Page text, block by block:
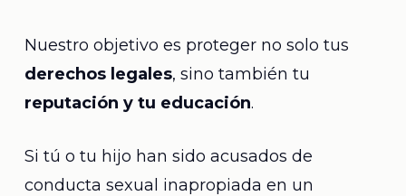
Nuestro objetivo es proteger no solo tus
derechos legales, sino también tu
reputación y tu educación.
Si tú o tu hijo han sido acusados de
conducta sexual inapropiada en un